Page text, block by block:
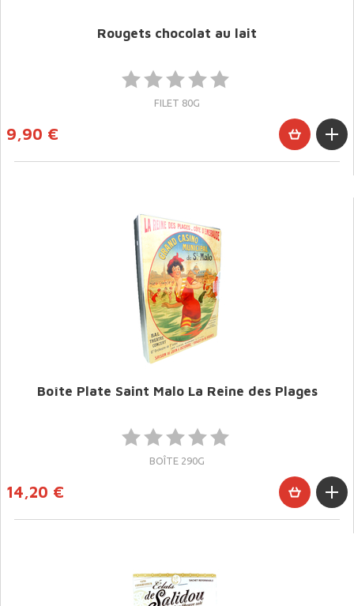
Rougets chocolat au lait
FILET 80G
9,90 €
Boîte Plate Saint Malo La Reine des Plages
BOÎTE 290G
14,20 €